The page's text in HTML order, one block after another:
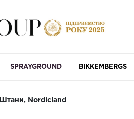
SPRAYGROUND BIKKEMBERGS
Штани, Nordicland